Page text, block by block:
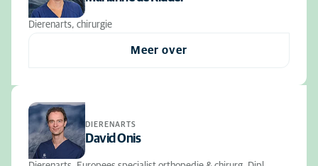
Dierenarts, chirurgie
Meer over
DIERENARTS
David Onis